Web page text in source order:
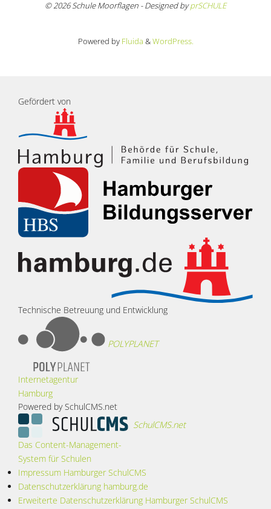
© 2026 Schule Moorflagen - Designed byprSCHULE
Powered byFluida &WordPress.
Gefördert von
Technische Betreuung und Entwicklung
POLYPLANET
Internetagentur
Hamburg
Powered by SchulCMS.net
SchulCMS.net
Das Content-Management-
System für Schulen
Impressum Hamburger SchulCMS
Datenschutzerklärung hamburg.de
Erweiterte Datenschutzerklärung Hamburger SchulCMS